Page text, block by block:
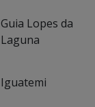
Guia Lopes da
Laguna
Iguatemi